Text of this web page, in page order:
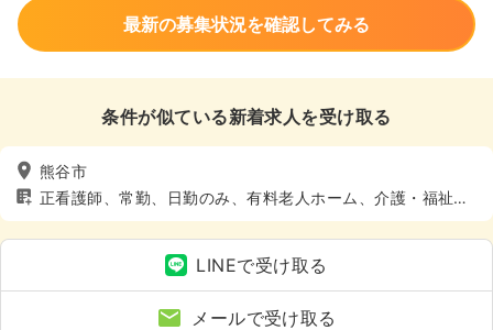
最新の募集状況を確認してみる
条件が似ている新着求人を受け取る
熊谷市
正看護師、常勤、日勤のみ、有料老人ホーム、介護・福祉
系、4週8休以上
LINEで受け取る
メールで受け取る